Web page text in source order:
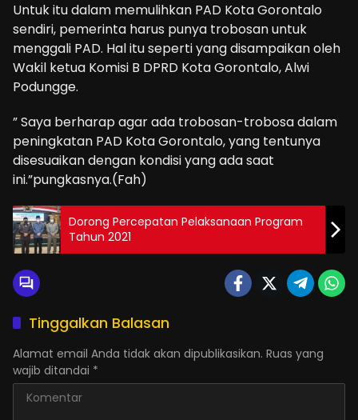
Untuk itu dalam memulihkan PAD Kota Gorontalo
sendiri, pemerinta harus punya trobosan untuk
menggali PAD. Hal itu seperti yang disampaikan oleh
Wakil ketua Komisi B DPRD Kota Gorontalo, Alwi
Podungge.
” Saya berharap agar ada trobosan-trobosa dalam
peningkatan PAD Kota Gorontalo, yang tentunya
disesuaikan dengan kondisi yang ada saat
ini.”pungkasnya.(Fah)
Dorong Percepatan Pelaksanaan Program
Tahun 2021
Tinggalkan Balasan
Alamat email Anda tidak akan dipublikasikan. Ruas yang
wajib ditandai *